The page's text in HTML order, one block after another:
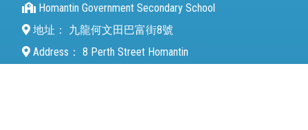
Homantin Government Secondary School
地址：
九龍何文田巴富街8號
Address： 8 Perth Street Homantin